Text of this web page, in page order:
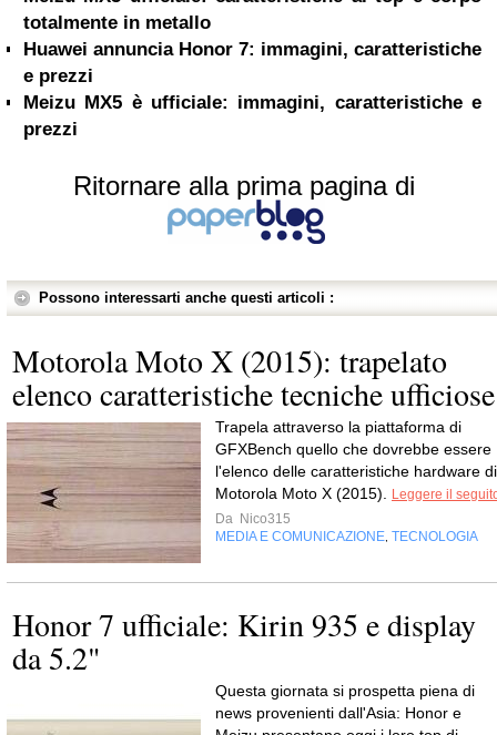
totalmente in metallo
Huawei annuncia Honor 7: immagini, caratteristiche
e prezzi
Meizu MX5 è ufficiale: immagini, caratteristiche e
prezzi
Ritornare alla prima pagina di
Possono interessarti anche questi articoli :
Motorola Moto X (2015): trapelato
elenco caratteristiche tecniche ufficiose
Trapela attraverso la piattaforma di
GFXBench quello che dovrebbe essere
l'elenco delle caratteristiche hardware di
Motorola Moto X (2015).
Leggere il
Da Nico315
MEDIA E COMUNICAZIONE TECNOLOGIA
Honor 7 ufficiale: Kirin 935 e display
da 5.2"
Questa giornata si prospetta piena di
news provenienti dall'Asia: Honor e